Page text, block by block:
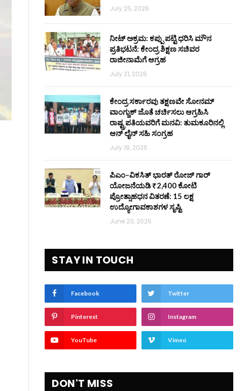
July 25, 2026
ನೀಟ್ ಅಕ್ರಮ: ಕಪ್ಪು ಪಟ್ಟಿ ಧರಿಸಿ ಮೌನ
ಪ್ರತಿಭಟನೆ: ಕೇಂದ್ರ ಶಿಕ್ಷಣ ಸಚಿವರ
ರಾಜೀನಾಮೆಗೆ ಆಗ್ರಹ
July 21, 2026
ಕೇಂದ್ರ ಸರ್ಕಾರವು ತಕ್ಷಣವೇ ಸೋನಮ್
ವಾಂಗ್ಚುಕ್ ಜೊತೆ ಚರ್ಚಿಸಲು ಆಗ್ರಹಿಸಿ
ರಾಷ್ಟ್ರಪತಿಯವರಿಗೆ ಮನವಿ: ತುಮಕೂರಿನಲ್ಲಿ
ಆನ್‌ ಲೈನ್ ಸಹಿ ಸಂಗ್ರಹ
July 18, 2026
ಪಿಎಂ–ವಿಕಸಿತ್ ಭಾರತ್ ರೋಜ್‌ ಗಾರ್
ಯೋಜನೆಯಡಿ ₹2,400 ಕೋಟಿ
ಪ್ರೋತ್ಸಾಹಧನ ವಿತರಣೆ: 15 ಲಕ್ಷ
ಉದ್ಯೋಗಾವಕಾಶಗಳ ಸೃಷ್ಟಿ
June 20, 2026
STAY IN TOUCH
Facebook Twitter
Pinterest Instagram
YouTube Vimeo
DON'T MISS